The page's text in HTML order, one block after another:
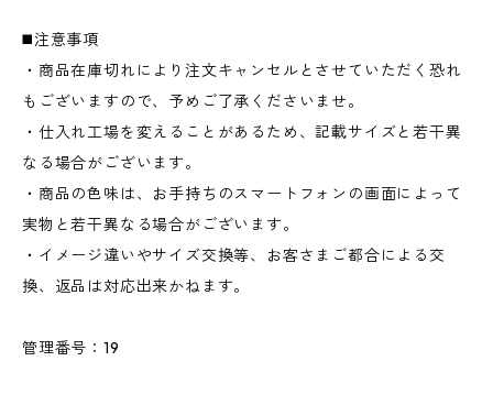
◼️注意事項
・商品在庫切れにより注文キャンセルとさせていただく恐れ
もございますので、予めご了承くださいませ。
・仕入れ工場を変えることがあるため、記載サイズと若干異
なる場合がございます。
・商品の色味は、お手持ちのスマートフォンの画面によって
実物と若干異なる場合がございます。
・イメージ違いやサイズ交換等、お客さまご都合による交
換、返品は対応出来かねます。
管理番号：19